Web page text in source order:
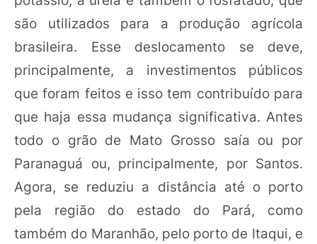
são utilizados para a produção agrícola
brasileira. Esse deslocamento se deve,
principalmente, a investimentos públicos
que foram feitos e isso tem contribuído para
que haja essa mudança significativa. Antes
todo o grão de Mato Grosso saía ou por
Paranaguá ou, principalmente, por Santos.
Agora, se reduziu a distância até o porto
pela região do estado do Pará, como
também do Maranhão, pelo porto de Itaqui, e